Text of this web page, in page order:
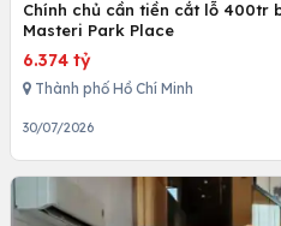
Chính chủ cần tiền cắt lỗ 400tr
Masteri Park Place
6.374 tỷ
Thành phố Hồ Chí Minh
30/07/2026